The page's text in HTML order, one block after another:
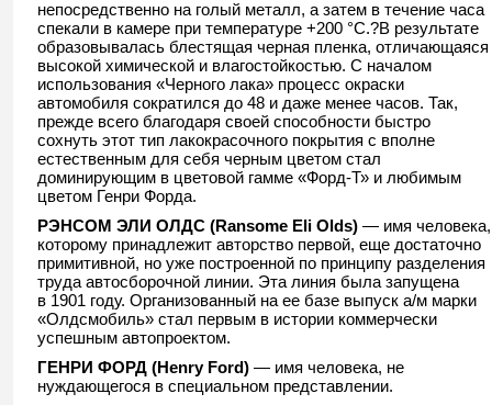
непосредственно на голый металл, а затем в течение часа
спекали в камере при температуре +200 °С.?В результате
образовывалась блестящая черная пленка, отличающаяся
высокой химической и влагостойкостью. С началом
использования «Черного лака» процесс окраски
автомобиля сократился до 48 и даже менее часов. Так,
прежде всего благодаря своей способности быстро
сохнуть этот тип лакокрасочного покрытия с вполне
естественным для себя черным цветом стал
доминирующим в цветовой гамме «Форд-Т» и любимым
цветом Генри Форда.
РЭНСОМ ЭЛИ ОЛДС (Ransome Eli Olds) — имя человека,
которому принадлежит авторство первой, еще достаточно
примитивной, но уже построенной по принципу разделения
труда автосборочной линии. Эта линия была запущена
в 1901 году. Организованный на ее базе выпуск а/м марки
«Олдсмобиль» стал первым в истории коммерчески
успешным автопроектом.
ГЕНРИ ФОРД (Henry Ford) — имя человека, не
нуждающегося в специальном представлении.